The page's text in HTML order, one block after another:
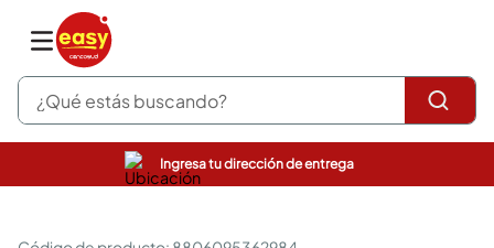
¿Qué estás buscando?
Ingresa tu dirección de entrega
pinturas